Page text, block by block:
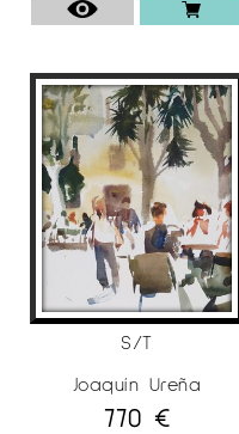
S/T
Joaquín Ureña
770 €